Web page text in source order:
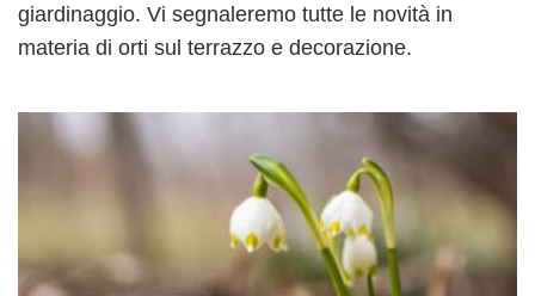
giardinaggio. Vi segnaleremo tutte le novità in
materia di orti sul terrazzo e decorazione.